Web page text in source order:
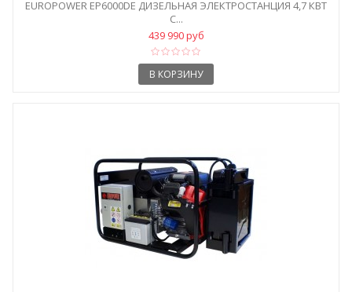
EUROPOWER EP6000DE ДИЗЕЛЬНАЯ ЭЛЕКТРОСТАНЦИЯ 4,7 КВТ
С...
439 990 руб
В КОРЗИНУ